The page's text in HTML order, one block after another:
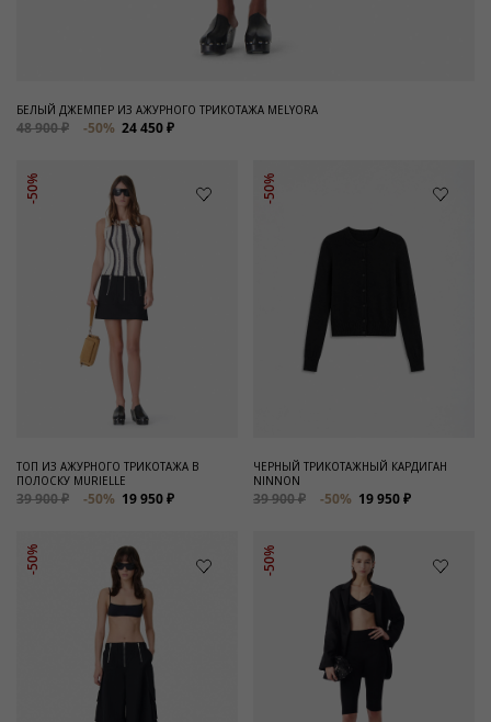
БЕЛЫЙ ДЖЕМПЕР ИЗ АЖУРНОГО ТРИКОТАЖА MELYORA
48 900 ₽ -50% 24 450 ₽
-50%
ТОП ИЗ АЖУРНОГО ТРИКОТАЖА В
ПОЛОСКУ MURIELLE
39 900 ₽ -50% 19 950 ₽
-50%
ЧЕРНЫЙ ТРИКОТАЖНЫЙ КАРДИГАН
NINNON
39 900 ₽ -50% 19 950 ₽
-50% -50%